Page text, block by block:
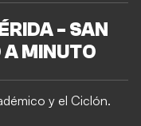
- SAN
A MINUTO
y el Ciclón.